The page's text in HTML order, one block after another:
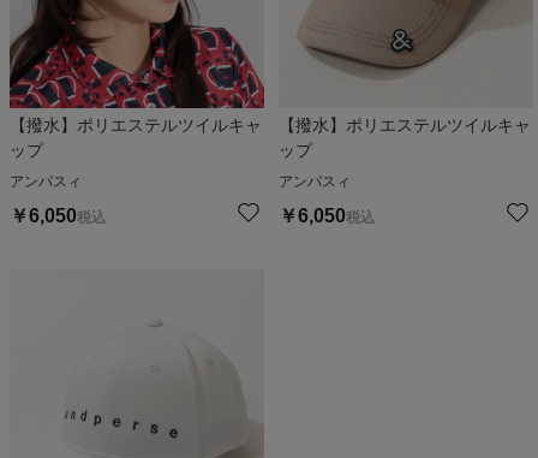
【撥水】ポリエステルツイルキャ
ップ
アンパスィ
￥6,050税込
【撥水】ポリエステルツイルキャ
ップ
アンパスィ
￥6,050税込